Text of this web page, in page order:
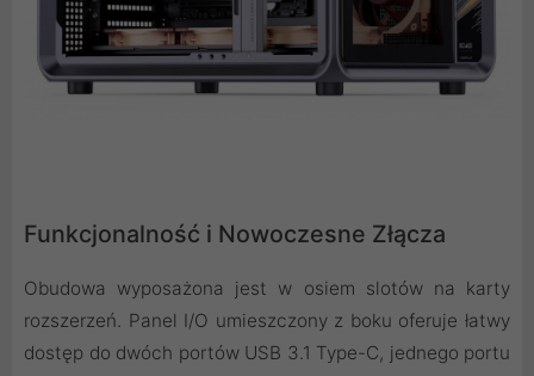
Funkcjonalność i Nowoczesne Złącza
Obudowa wyposażona jest w osiem slotów na karty
rozszerzeń. Panel I/O umieszczony z boku oferuje łatwy
dostęp do dwóch portów USB 3.1 Type-C, jednego portu